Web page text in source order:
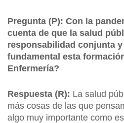
Pregunta (P): Con la
cuenta de que la salud
responsabilidad conjunta
fundamental esta
Enfermería?
Respuesta (R): La salud
más cosas de las que
algo muy importante como